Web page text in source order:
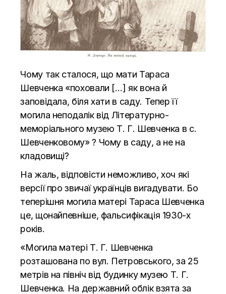
Чому так сталося, що мати Тараса
Шевченка «поховали […] як вона й
заповідала, біля хати в саду. Тепер її
могила неподалік від Літературно-
меморіального музею Т. Г. Шевченка в с.
Шевченковому» ? Чому в саду, а не на
кладовищі?
На жаль, відповісти неможливо, хоч які
версії про звичаї українців вигадувати. Бо
теперішня могила матері Тараса Шевченка
це, щонайпевніше, фальсифікація 1930-х
років.
«Могила матерi Т. Г. Шевченка
розташована по вул. Петровського, за 25
метрiв на пiвнiч вiд будинку музею Т. Г.
Шевченка. На державний облiк взята за